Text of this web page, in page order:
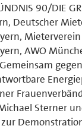
90/DIE
Deutscher
AWO
Sterner